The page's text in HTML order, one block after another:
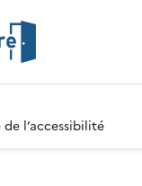
l’accessibilité